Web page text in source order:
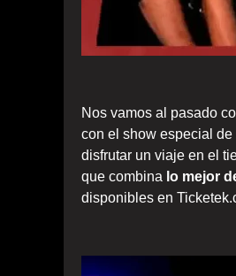
Nos vamos al pasado
con el show especial de
disfrutar un viaje en el
que combina lo mejor
disponibles en